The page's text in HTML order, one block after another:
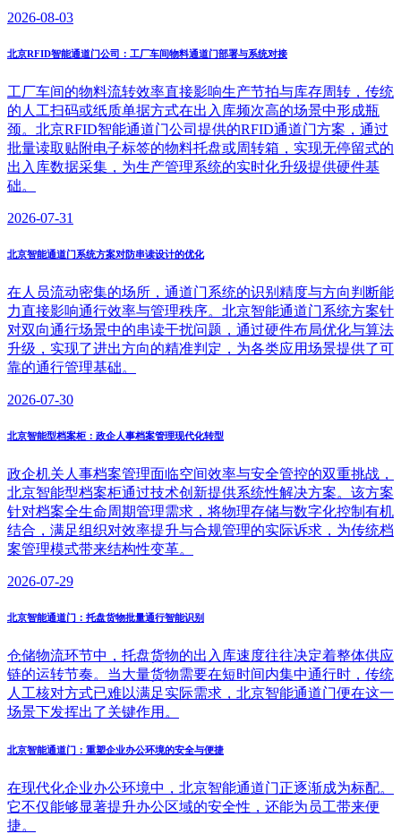
2026-08-03
北京RFID智能通道门公司：工厂车间物料通道门部署与系统对接
工厂车间的物料流转效率直接影响生产节拍与库存周转，传统
的人工扫码或纸质单据方式在出入库频次高的场景中形成瓶
颈。北京RFID智能通道门公司提供的RFID通道门方案，通过
批量读取贴附电子标签的物料托盘或周转箱，实现无停留式的
出入库数据采集，为生产管理系统的实时化升级提供硬件基
础。
2026-07-31
北京智能通道门系统方案对防串读设计的优化
在人员流动密集的场所，通道门系统的识别精度与方向判断能
力直接影响通行效率与管理秩序。北京智能通道门系统方案针
对双向通行场景中的串读干扰问题，通过硬件布局优化与算法
升级，实现了进出方向的精准判定，为各类应用场景提供了可
靠的通行管理基础。
2026-07-30
北京智能型档案柜：政企人事档案管理现代化转型
政企机关人事档案管理面临空间效率与安全管控的双重挑战，
北京智能型档案柜通过技术创新提供系统性解决方案。该方案
针对档案全生命周期管理需求，将物理存储与数字化控制有机
结合，满足组织对效率提升与合规管理的实际诉求，为传统档
案管理模式带来结构性变革。
2026-07-29
北京智能通道门：托盘货物批量通行智能识别
仓储物流环节中，托盘货物的出入库速度往往决定着整体供应
链的运转节奏。当大量货物需要在短时间内集中通行时，传统
人工核对方式已难以满足实际需求，北京智能通道门便在这一
场景下发挥出了关键作用。
北京智能通道门：重塑企业办公环境的安全与便捷
在现代化企业办公环境中，北京智能通道门正逐渐成为标配。
它不仅能够显著提升办公区域的安全性，还能为员工带来便
捷。